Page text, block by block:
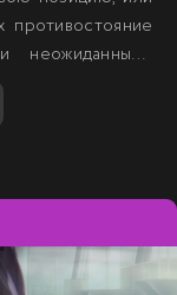
неожиданными
вместе с
жизни.